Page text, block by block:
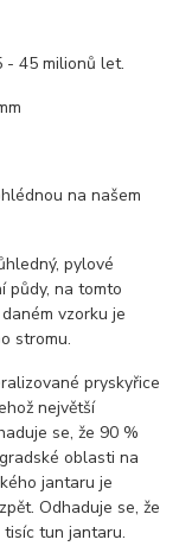
- 45 milionů let.
na našem
pylové
půdy, na tomto
vzorku je
stromu.
pryskyřice
největší
se, že 90 %
oblasti na
jantaru je
Odhaduje se, že
tun jantaru.